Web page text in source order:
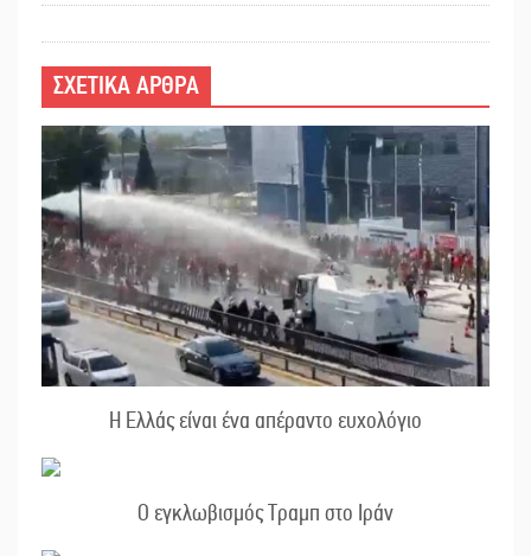
ΣΧΕΤΙΚΑ ΑΡΘΡΑ
Η Ελλάς είναι ένα απέραντο ευχολόγιο
Ο εγκλωβισμός Τραμπ στο Ιράν